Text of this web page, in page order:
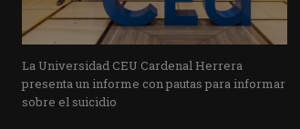
La Universidad CEU Cardenal Herrera
presenta un informe con pautas para informar
sobre el suicidio